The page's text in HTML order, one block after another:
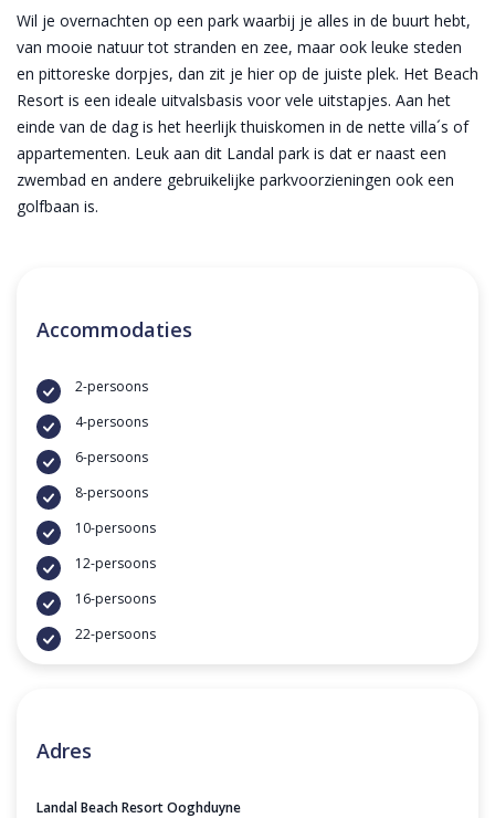
Wil je overnachten op een park waarbij je alles in de buurt hebt,
van mooie natuur tot stranden en zee, maar ook leuke steden
en pittoreske dorpjes, dan zit je hier op de juiste plek. Het Beach
Resort is een ideale uitvalsbasis voor vele uitstapjes. Aan het
einde van de dag is het heerlijk thuiskomen in de nette villa´s of
appartementen. Leuk aan dit Landal park is dat er naast een
zwembad en andere gebruikelijke parkvoorzieningen ook een
golfbaan is.
Accommodaties
2-persoons
4-persoons
6-persoons
8-persoons
10-persoons
12-persoons
16-persoons
22-persoons
Adres
Landal Beach Resort Ooghduyne